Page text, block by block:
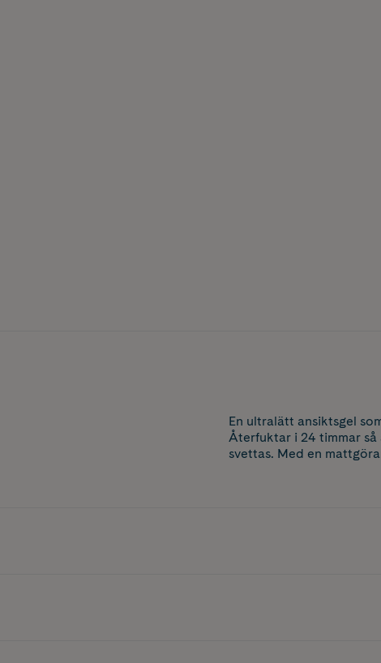
En ultralätt ansiktsgel
Återfuktar i 24 timmar så
svettas. Med en